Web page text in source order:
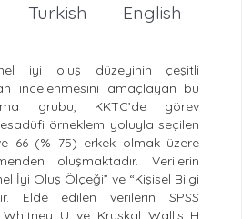
English
Turkish
iyi oluş düzeyinin çeşitli
incelenmesini amaçlayan bu
grubu, KKTC’de görev
örneklem yoluyla seçilen
66 (% 75) erkek olmak üzere
oluşmaktadır. Verilerin
İyi Oluş Ölçeği” ve “Kişisel Bilgi
Elde edilen verilerin SPSS
Whitney U ve Kruskal Wallis H